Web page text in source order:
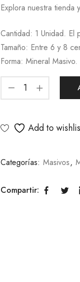
Explora nuestra tienda
Cantidad: 1 Unidad. El
Tamaño: Entre 6 y 8
Forma: Mineral Masivo.
Add to
Categorías: Masivos,
Compartir: